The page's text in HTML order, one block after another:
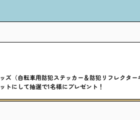
ズ（自転車用防犯ステッカー＆防犯リフレクター
トにして抽選で1名様にプレゼント！